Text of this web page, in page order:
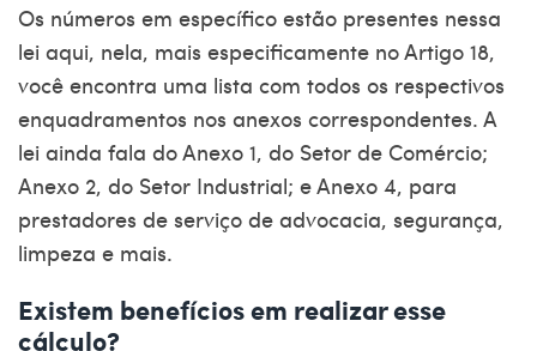
Os números em específico estão presentes nessa
lei aqui, nela, mais especificamente no Artigo 18,
você encontra uma lista com todos os respectivos
enquadramentos nos anexos correspondentes. A
lei ainda fala do Anexo 1, do Setor de Comércio;
Anexo 2, do Setor Industrial; e Anexo 4, para
prestadores de serviço de advocacia, segurança,
limpeza e mais.
Existem benefícios em realizar esse
cálculo?